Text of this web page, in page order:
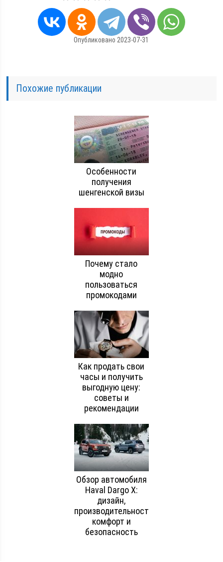
Опубликовано 2023-07-31
Похожие публикации
Особенности
получения
шенгенской визы
Почему стало
модно
пользоваться
промокодами
Как продать свои
часы и получить
выгодную цену:
советы и
рекомендации
Обзор автомобиля
Haval Dargo X:
дизайн,
производительность,
комфорт и
безопасность